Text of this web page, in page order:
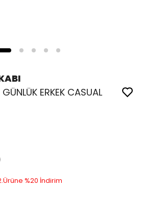
ERKEK CASUAL
%20 İndirim